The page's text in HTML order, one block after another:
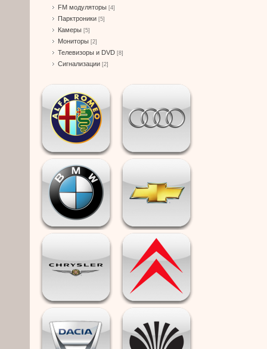
FM модуляторы [4]
Парктроники [5]
Камеры [5]
Мониторы [2]
Телевизоры и DVD [8]
Сигнализации [2]